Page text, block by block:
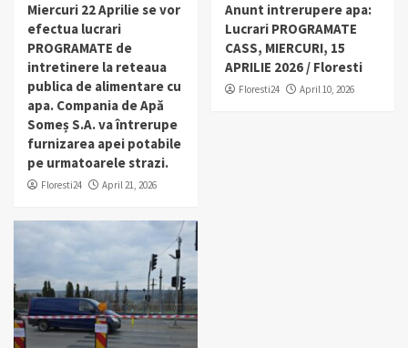
Miercuri 22 Aprilie se vor
efectua lucrari
PROGRAMATE de
intretinere la reteaua
publica de alimentare cu
apa. Compania de Apă
Someș S.A. va întrerupe
furnizarea apei potabile
pe urmatoarele strazi.
Floresti24 April 21, 2026
Anunt intrerupere apa:
Lucrari PROGRAMATE
CASS, MIERCURI, 15
APRILIE 2026 / Floresti
Floresti24 April 10, 2026